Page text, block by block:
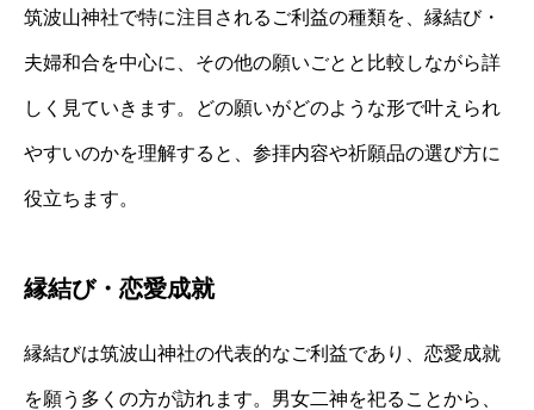
筑波山神社で特に注目されるご利益の種類を、縁結び・
夫婦和合を中心に、その他の願いごとと比較しながら詳
しく見ていきます。どの願いがどのような形で叶えられ
やすいのかを理解すると、参拝内容や祈願品の選び方に
役立ちます。
縁結び・恋愛成就
縁結びは筑波山神社の代表的なご利益であり、恋愛成就
を願う多くの方が訪れます。男女二神を祀ることから、